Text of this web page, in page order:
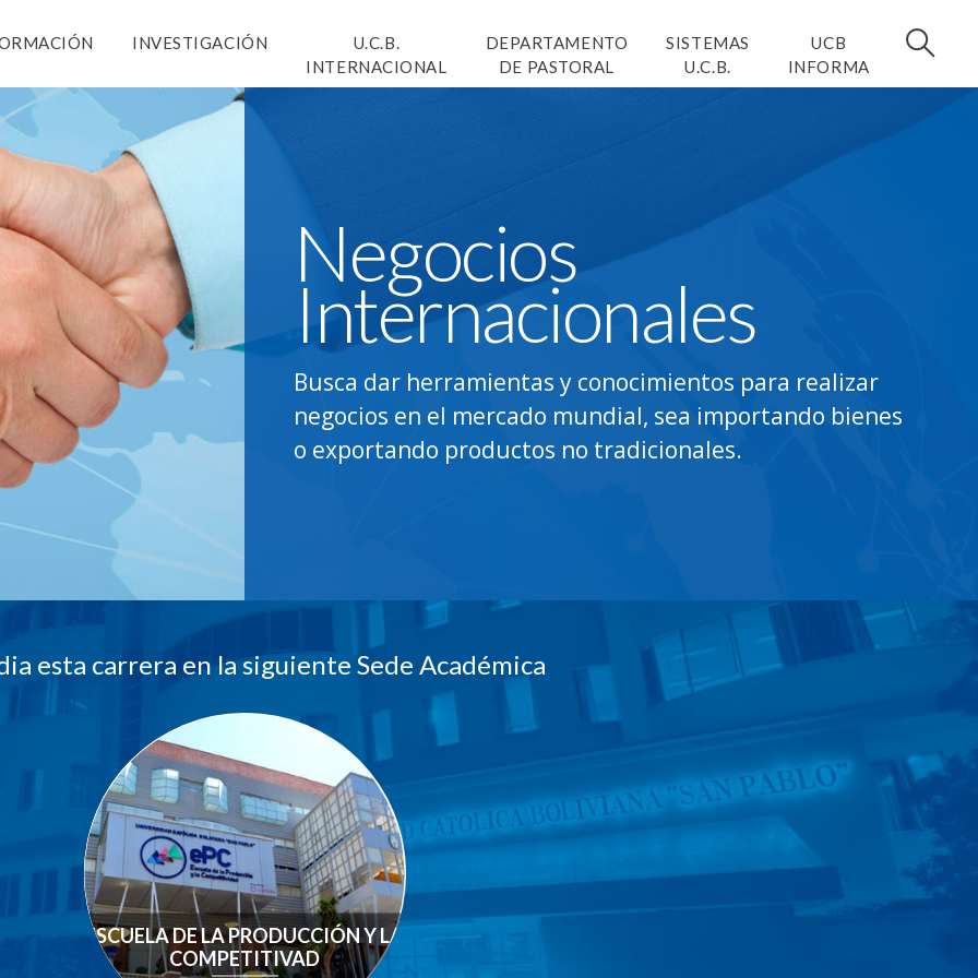
INVESTIGACIÓN
U.C.B.
INTERNACIONAL
DEPARTAMENTO
DE PASTORAL
SISTEMAS
U.C.B.
UCB
INFORMA
Negocios
Internacionales
Busca dar herramientas y conocimientos para realizar
negocios en el mercado mundial, sea importando bienes
o exportando productos no tradicionales.
esta carrera en la siguiente Sede Académica
ESCUELA DE LA PRODUCCIÓN Y LA
COMPETITIVAD